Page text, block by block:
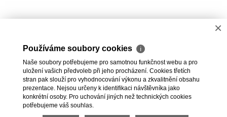
×
Používáme soubory cookies ℹ
Naše soubory potřebujeme pro samotnou funkčnost webu a pro
uložení vašich předvoleb při jeho procházení. Cookies třetích
stran pak slouží pro vyhodnocování výkonu a zkvalitnění obsahu
prezentace. Nejsou určeny k identifikaci návštěvníka jako
konkrétní osoby. Pro uchování jiných než technických cookies
potřebujeme váš souhlas.